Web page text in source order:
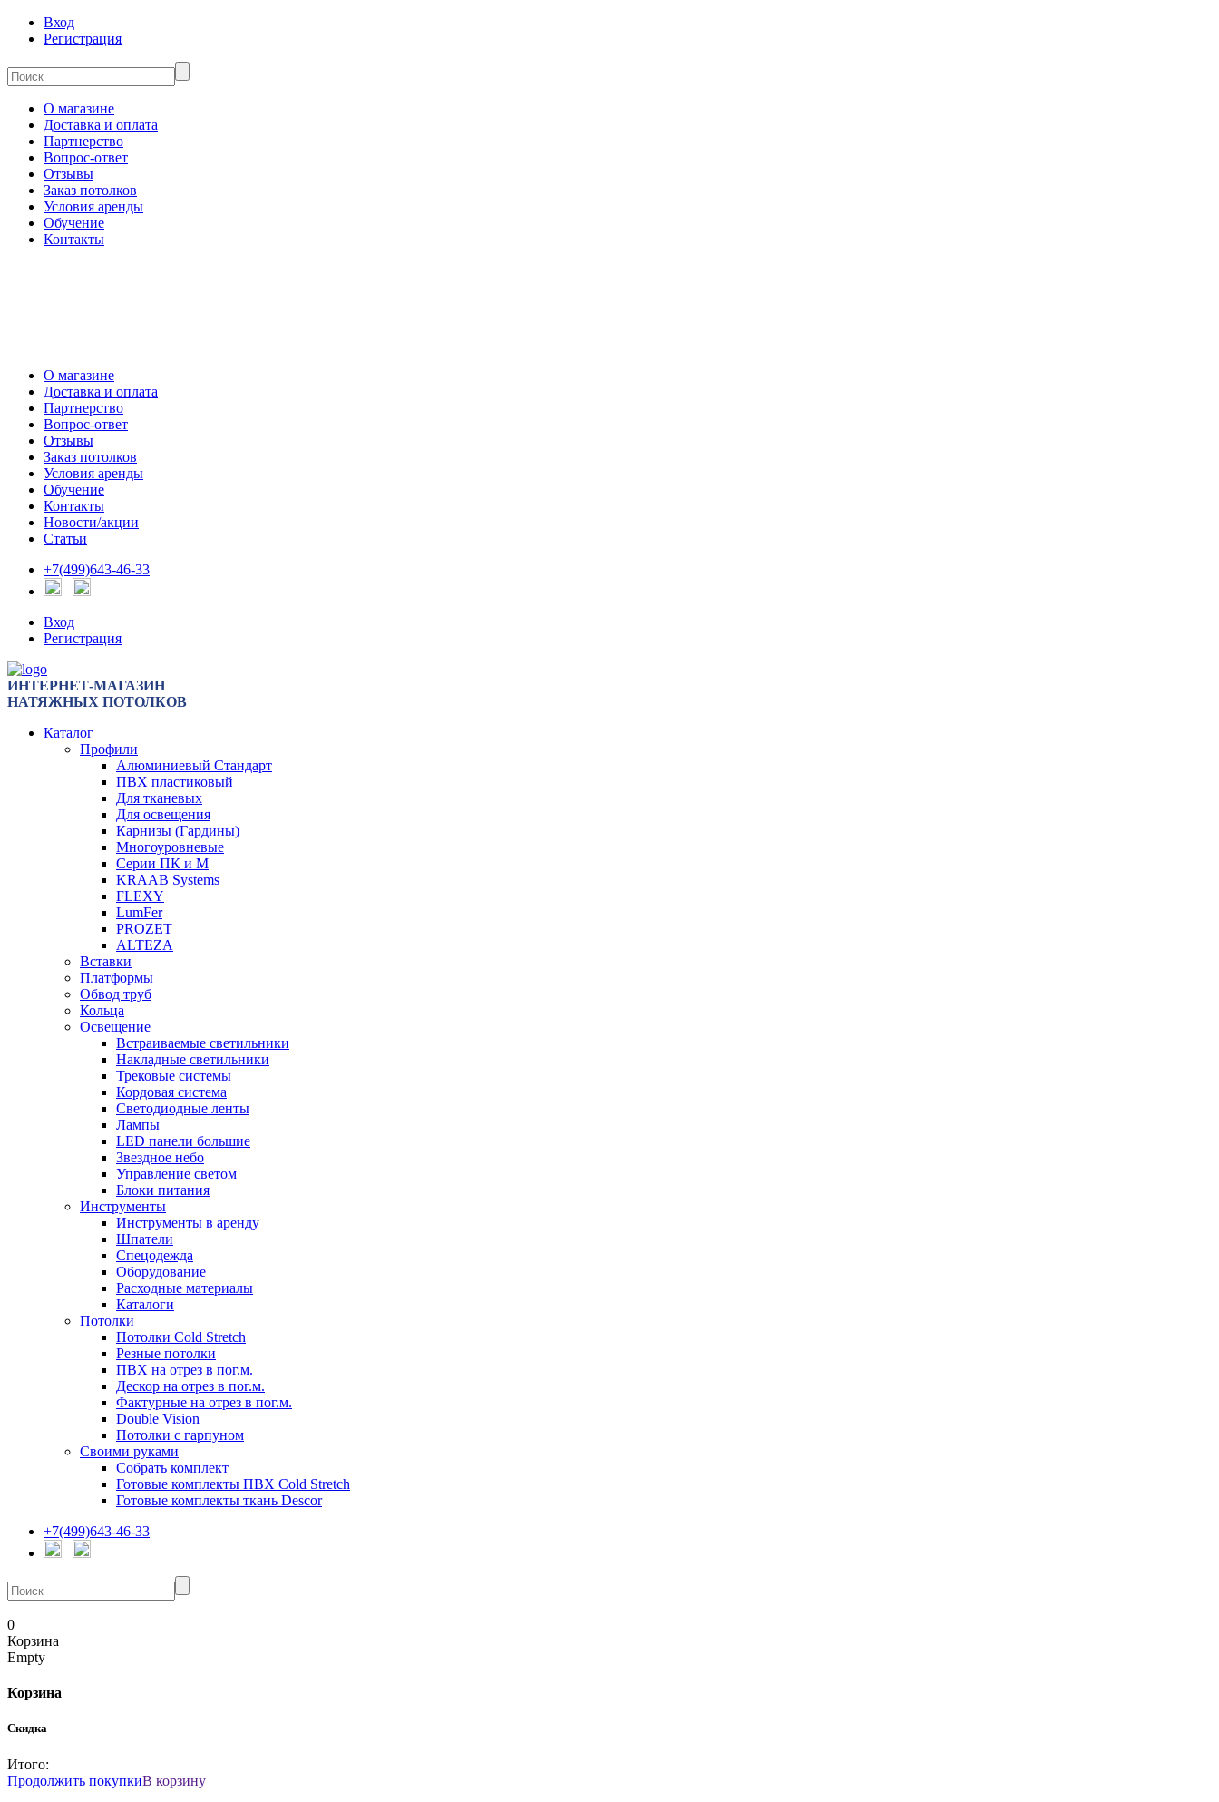
Вход
Регистрация
О магазине
Доставка и оплата
Партнерство
Вопрос-ответ
Отзывы
Заказ потолков
Условия аренды
Обучение
Контакты
О магазине
Доставка и оплата
Партнерство
Вопрос-ответ
Отзывы
Заказ потолков
Условия аренды
Обучение
Контакты
Новости/акции
Статьи
+7(499)643-46-33
Вход
Регистрация
ИНТЕРНЕТ-МАГАЗИН
НАТЯЖНЫХ ПОТОЛКОВ
Каталог
Профили
Алюминиевый Стандарт
ПВХ пластиковый
Для тканевых
Для освещения
Карнизы (Гардины)
Многоуровневые
Серии ПК и М
KRAAB Systems
FLEXY
LumFer
PROZET
ALTEZA
Вставки
Платформы
Обвод труб
Кольца
Освещение
Встраиваемые светильники
Накладные светильники
Трековые системы
Кордовая система
Светодиодные ленты
Лампы
LED панели большие
Звездное небо
Управление светом
Блоки питания
Инструменты
Инструменты в аренду
Шпатели
Спецодежда
Оборудование
Расходные материалы
Каталоги
Потолки
Потолки Cold Stretch
Резные потолки
ПВХ на отрез в пог.м.
Дескор на отрез в пог.м.
Фактурные на отрез в пог.м.
Double Vision
Потолки с гарпуном
Своими руками
Собрать комплект
Готовые комплекты ПВХ Cold Stretch
Готовые комплекты ткань Descor
+7(499)643-46-33
0
Корзина
Empty
Корзина
Скидка
Итого:
Продолжить покупкиВ корзину